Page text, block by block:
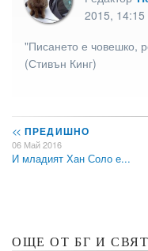
2015, 14:15
"Писането е човешко,
(Стивън Кинг)
<< ПРЕДИШНО
06 Май 2016
И младият Хан Соло е...
ОЩЕ ОТ БГ И СВЯТ